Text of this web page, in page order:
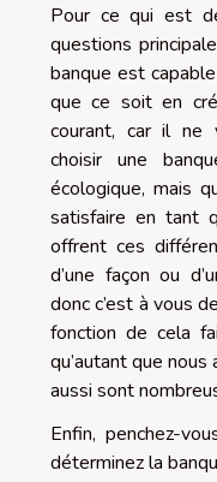
Pour ce qui est
questions
banque est
que ce soit en
courant, car il ne
choisir une
écologique, mais
satisfaire en tant
offrent ces
d’une façon ou
donc c’est à vous
fonction de cela
qu’autant que
aussi sont
Enfin, penchez-
déterminez la